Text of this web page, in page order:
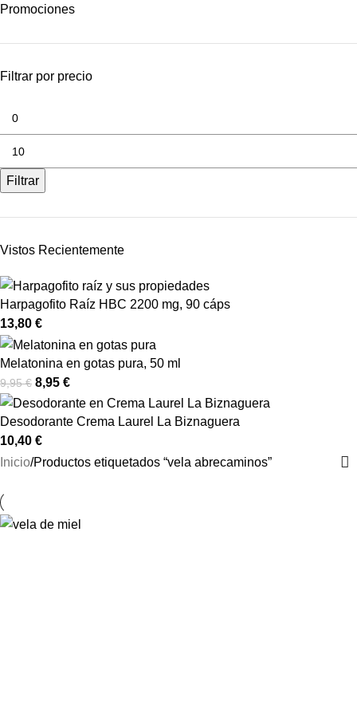
Promociones
Filtrar por precio
Filtrar
Vistos Recientemente
Harpagofito Raíz HBC 2200 mg, 90 cáps
13,80 €
Melatonina en gotas pura, 50 ml
9,95€ 8,95 €
Desodorante Crema Laurel La Biznaguera
10,40 €
Inicio Productos etiquetados “vela abrecaminos”